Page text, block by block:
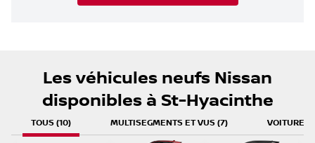
Les véhicules neufs Nissan
disponibles à St-Hyacinthe
TOUS (10) MULTISEGMENTS ET VUS (7) VOITURES